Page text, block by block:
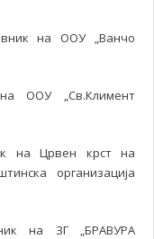
на ООУ „Ванчо
ООУ „Св.Климент
на Црвен крст на
организација
на ЗГ „БРАВУРА